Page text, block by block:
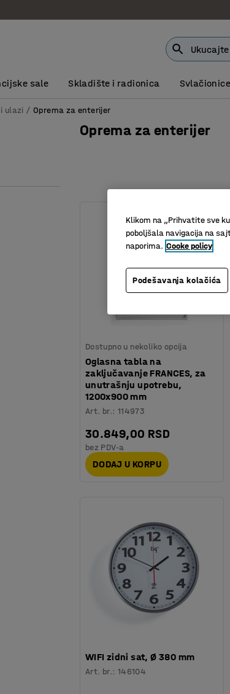
sale Skladište i radionica
ulazi Oprema za enterijer
Oprema za enterijer
Novo
Dostupno u nekoliko opcija
Oglasna tabla na
zaključavanje FRANCES, za
unutrašnju upotrebu,
1200x900 mm
Art. br.: 114973
30.849,00 RSD
bez PDV-a
DODAJ U KORPU
WIFI zidni sat, Ø 380 mm
Art. br.: 146104
Klikom na „Prihvatite sve
poboljšala navigacija na
naporima. Cooke policy
Podešavanja kolačića